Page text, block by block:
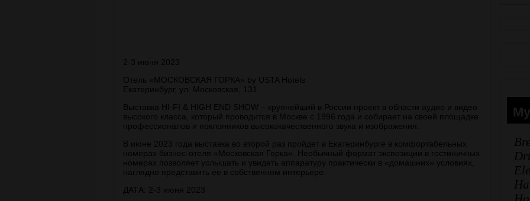
2-3 июня 2023
Отель «МОСКОВСКАЯ ГОРКА» by USTA Hotels
Екатеринбург, ул. Московская, 131
Выставка HI-FI & HIGH END SHOW – крупнейший в России проект в области аудио и видео
высокого класса, который проводится в Москве с 1996 года и собирает на своей площадке
профессионалов и поклонников высококачественного звука и изображения.
В июне 2023 года выставка во второй раз пройдет в Екатеринбурге в комфортабельных
номерах бизнес-отеля «Московская Горка». Необычный формат экспозиции в гостиничных
номерах позволяет услышать и увидеть аппаратуру практически в «домашних» условиях,
наглядно представить ее в собственном интерьере.
ДАТА: 2-3 июня 2023